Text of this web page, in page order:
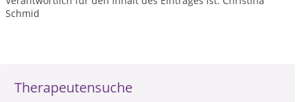
Therapeutensuche
Schmid